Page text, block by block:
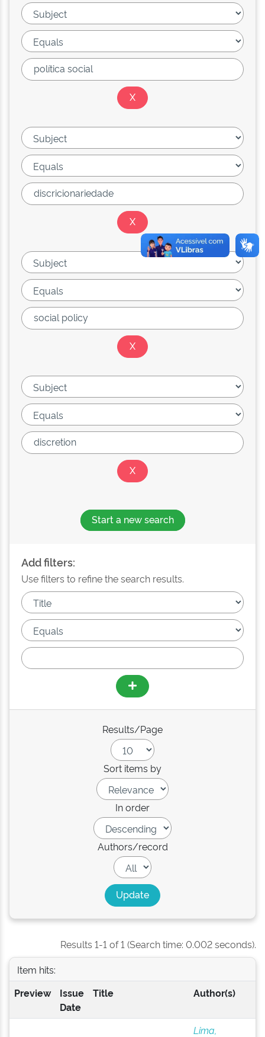
Start a new search
Add filters:
Use filters to refine the search results.
Results/Page
Sort items by
In order
Authors/record
Results 1-1 of 1 (Search time: 0.002 seconds).
Item hits:
Preview
Issue
Date
Title Author(s)
Lima,